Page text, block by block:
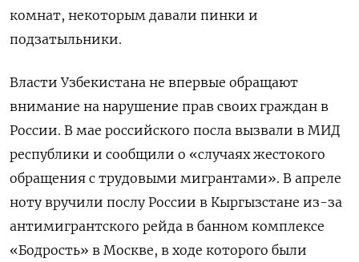
комнат, некоторым давали пинки и
подзатыльники.
Власти Узбекистана не впервые обращают
внимание на нарушение прав своих граждан в
России. В мае российского посла вызвали в МИД
республики и сообщили о «случаях жестокого
обращения с трудовыми мигрантами». В апреле
ноту вручили послу России в Кыргызстане из-за
антимигрантского рейда в банном комплексе
«Бодрость» в Москве, в ходе которого были